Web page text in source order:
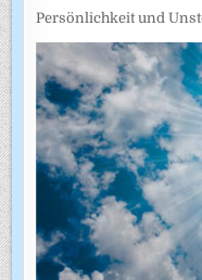
Persönlichkeit und